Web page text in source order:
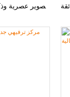
تصوير عصرية
والحملات
لمس كبيرة
المتطورة،